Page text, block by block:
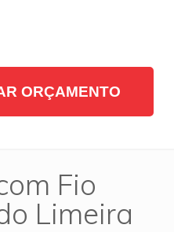
ORÇAMENTO
Fio
Limeira